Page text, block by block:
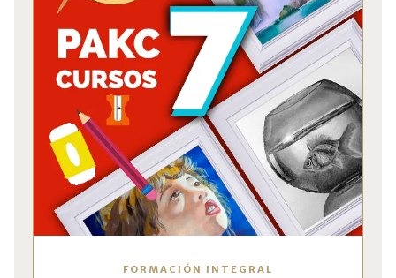
FORMACIÓN INTEGRAL